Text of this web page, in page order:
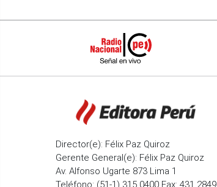
Director(e): Félix Paz Quiroz
Gerente General(e): Félix Paz Quiroz
Av. Alfonso Ugarte 873 Lima 1
Teléfono: (51-1) 315 0400 Fax: 431 2849